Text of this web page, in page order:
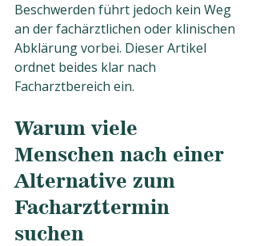
Beschwerden führt jedoch kein Weg
an der fachärztlichen oder klinischen
Abklärung vorbei. Dieser Artikel
ordnet beides klar nach
Facharztbereich ein.
Warum viele
Menschen nach einer
Alternative zum
Facharzttermin
suchen